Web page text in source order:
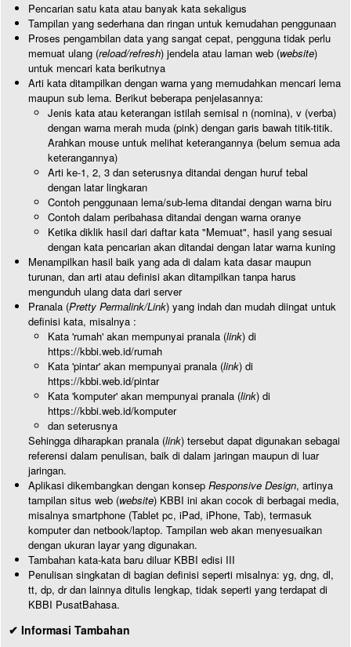
Pencarian satu kata atau banyak kata sekaligus
Tampilan yang sederhana dan ringan untuk kemudahan penggunaan
Proses pengambilan data yang sangat cepat, pengguna tidak perlu
memuat ulang (reload/refresh) jendela atau laman web (website)
untuk mencari kata berikutnya
Arti kata ditampilkan dengan warna yang memudahkan mencari lema
maupun sub lema. Berikut beberapa penjelasannya:
Jenis kata atau keterangan istilah semisal n (nomina), v (verba)
dengan warna merah muda (pink) dengan garis bawah titik-titik.
Arahkan mouse untuk melihat keterangannya (belum semua ada
keterangannya)
Arti ke-1, 2, 3 dan seterusnya ditandai dengan huruf tebal
dengan latar lingkaran
Contoh penggunaan lema/sub-lema ditandai dengan warna biru
Contoh dalam peribahasa ditandai dengan warna oranye
Ketika diklik hasil dari daftar kata "Memuat", hasil yang sesuai
dengan kata pencarian akan ditandai dengan latar warna kuning
Menampilkan hasil baik yang ada di dalam kata dasar maupun
turunan, dan arti atau definisi akan ditampilkan tanpa harus
mengunduh ulang data dari server
Pranala (Pretty Permalink/Link) yang indah dan mudah diingat untuk
definisi kata, misalnya :
Kata 'rumah' akan mempunyai pranala (link) di
https://kbbi.web.id/rumah
Kata 'pintar' akan mempunyai pranala (link) di
https://kbbi.web.id/pintar
Kata 'komputer' akan mempunyai pranala (link) di
https://kbbi.web.id/komputer
dan seterusnya
Sehingga diharapkan pranala (link) tersebut dapat digunakan sebagai
referensi dalam penulisan, baik di dalam jaringan maupun di luar
jaringan.
Aplikasi dikembangkan dengan konsep Responsive Design, artinya
tampilan situs web (website) KBBI ini akan cocok di berbagai media,
misalnya smartphone (Tablet pc, iPad, iPhone, Tab), termasuk
komputer dan netbook/laptop. Tampilan web akan menyesuaikan
dengan ukuran layar yang digunakan.
Tambahan kata-kata baru diluar KBBI edisi III
Penulisan singkatan di bagian definisi seperti misalnya: yg, dng, dl,
tt, dp, dr dan lainnya ditulis lengkap, tidak seperti yang terdapat di
KBBI PusatBahasa.
✔ Informasi Tambahan